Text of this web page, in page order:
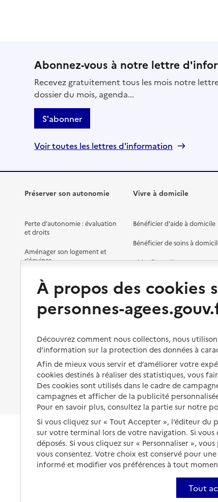
Abonnez-vous à notre lettre
Recevez gratuitement tous les mois notre
dossier du mois, agenda...
S'abonner
Voir toutes les lettres d'information
Préserver son autonomie
Perte d'autonomie : évaluation
et droits
Aménager son logement et
s'équiper
Préserver son autonomie et sa
santé
Organiser à l'avance sa propre
protection
Les mesures de protection
Les obligations de la famille
À qui s’adresser ?
Les politiques du grand âge
Vivre à domicile
Bénéficier d'aide à domicile
Bénéficier de soins à
Aides financières
Solutions d'accueil
Vivre à domicile avec une
Être hospitalisé
Fin de vie à domicile
À propos des cookies
personnes-
Découvrez comment nous collectons, nous
d’information sur la protection des données à
Afin de mieux vous servir et d’améliorer votre
cookies destinés à réaliser des statistiques, vous
Des cookies sont utilisés dans le cadre de
campagnes et afficher de la publicité
Pour en savoir plus, consultez la partie sur notre
Si vous cliquez sur « Tout Accepter », l’éditeur du
sur votre terminal lors de votre navigation. Si vous
déposés. Si vous cliquez sur « Personnaliser »,
vous consentez. Votre choix est conservé pour
informé et modifier vos préférences à tout
Tout